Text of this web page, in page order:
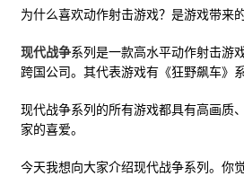
元(组图)
据对比
面
常(组图)
争游戏
为什么喜欢动作射击游戏？是游戏带来
现代战争系列是一款高水平动作射击游
跨国公司。其代表游戏有《狂野飙车》
现代战争系列的所有游戏都具有高画质
家的喜爱。
今天我想向大家介绍现代战争系列。你